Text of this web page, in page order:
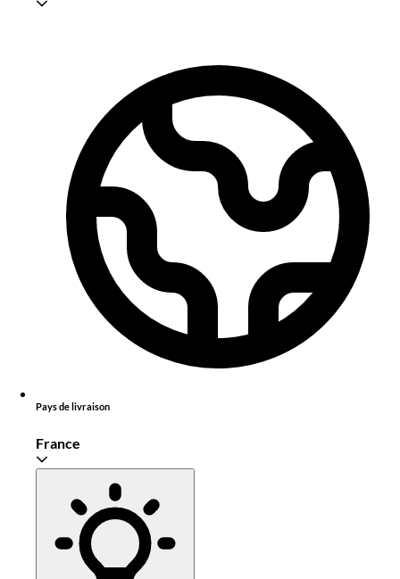
Pays de livraison
France